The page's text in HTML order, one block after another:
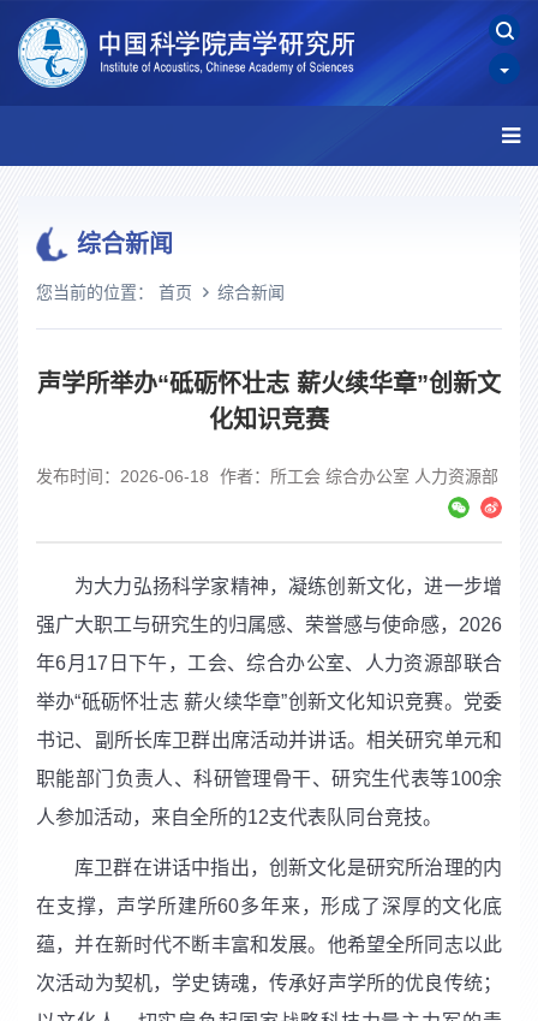
综合新闻
您当前的位置： 首页 综合新闻
声学所举办“砥砺怀壮志 薪火续华章”创新文
化知识竞赛
发布时间：2026-06-18 作者：所工会 综合办公室 人力资源部
为大力弘扬科学家精神，凝练创新文化，进一步增
强广大职工与研究生的归属感、荣誉感与使命感， 2026
年6月 17 日下午，工会、综合办公室、人力资源部联合
举办“砥砺怀壮志 薪火续华章”创新文化知识竞赛。党委
书记、副所长库卫群出席活动并讲话。相关研究单元和
职能部门负责人、科研管理骨干、研究生代表等100余
人参加活动，来自全所的12支代表队同台竞技。
库卫群在讲话中指出，创新文化是研究所治理的内
在支撑，声学所建所60多年来，形成了深厚的文化底
蕴，并在新时代不断丰富和发展。他希望全所同志以此
次活动为契机，学史铸魂，传承好声学所的优良传统；